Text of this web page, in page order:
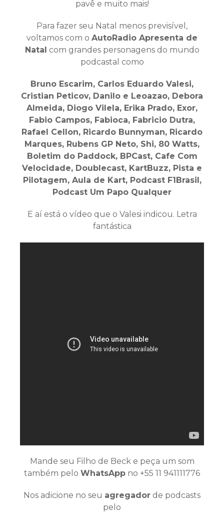
pavê e muito mais!
Para fazer seu Natal menos previsível,
voltamos com o AutoRadio Apresenta de
Natal com grandes personagens do mundo
podcastal como
Bruno Escarim, Carlos Eduardo Valesi,
Cristian Peticov, Danilo e Leoazao, Debora
Almeida, Diogo Vilela, Erika Prado, Exor,
Fabio Campos, Fabioca, Fabricio Dutra,
Rafael Cellon, Ricardo Bunnyman, Ricardo
Marques, Rubens GP Neto, Shi, 80 Watts,
Boletim do Paddock, BPCast, Cafe Com
Velocidade, Doublecast, KartBuzz, Pista e
Pilotagem, Aula de Kart, Podcast F1Brasil,
Podcast Um Papo Qualquer
E aí está o vídeo que o Valesi indicou. Letra
fantástica
Mande seu Filho de Beck e peça um som
também pelo WhatsApp no +55 11 941111776
Nos adicione no seu agregador de podcasts
pelo